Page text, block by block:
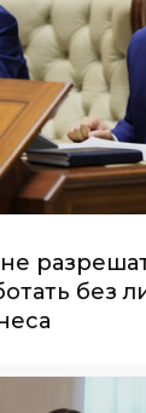
без